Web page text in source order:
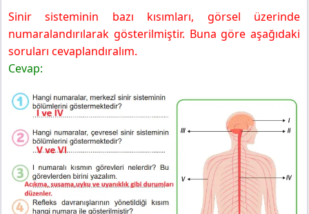
Sinir sisteminin bazı kısımları, görsel üzerinde
numaralandırılarak gösterilmiştir. Buna göre aşağıdaki
soruları cevaplandıralım.
Cevap: